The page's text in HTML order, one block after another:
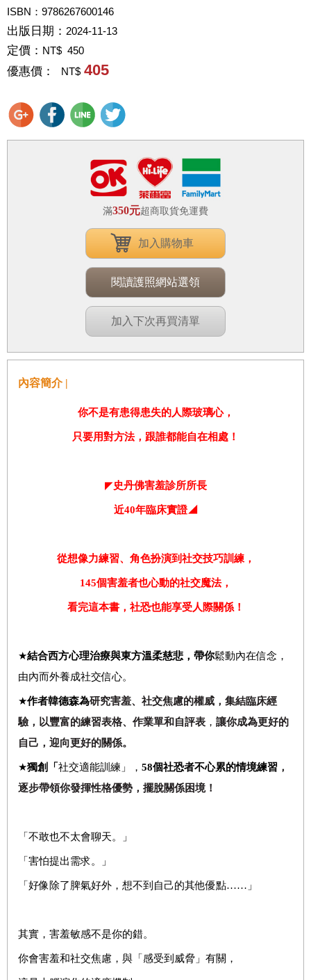
ISBN：9786267600146
出版日期： 2024-11-13
定價： NT$ 450
優惠價： NT$ 405
滿350元超商取貨免運費
加入購物車
閱讀護照網站選領
加入下次再買清單
內容簡介 |
你不是有患得患失的人際玻璃心，
只要用對方法，跟誰都能自在相處！
◤史丹佛害羞診所所長
近40年臨床實證◢
從想像力練習、角色扮演到社交技巧訓練，
145個害羞者也心動的社交魔法，
看完這本書，社恐也能享受人際關係！
★結合西方心理治療與東方溫柔慈悲，帶你鬆動內在信念，
由內而外養成社交信心。
★作者韓德森為研究害羞、社交焦慮的權威，集結臨床經
驗，以豐富的練習表格、作業單和自評表 ， 讓你成為更好的
自己，迎向更好的關係。
★獨創「 社交適能訓練」， 58個社恐者不心累的情境練習 ，
逐步帶領你發揮性格優勢，擺脫關係困境！
「不敢也不太會聊天。」
「害怕提出需求。」
「好像除了脾氣好外，想不到自己的其他優點……」
其實，害羞敏感不是你的錯。
你會害羞和社交焦慮，與「感受到威脅」有關，